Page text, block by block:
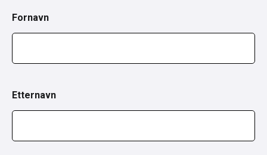
Fornavn
Etternavn